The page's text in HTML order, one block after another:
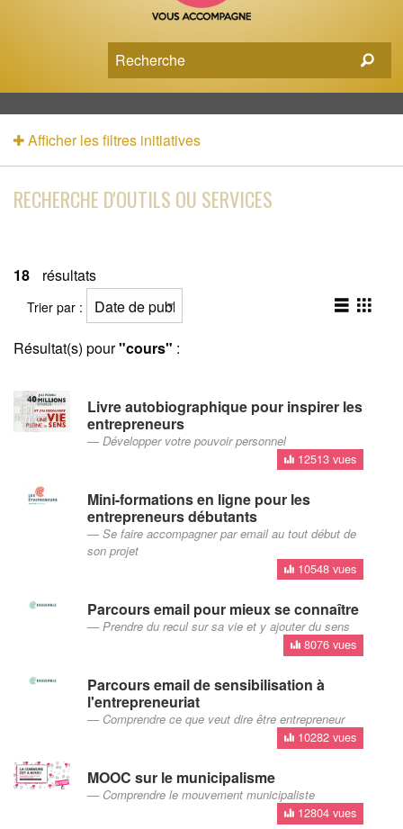
Afficher les filtres initiatives
RECHERCHE D'OUTILS OU SERVICES
18 résultats
Trier par :
Résultat(s) pour"cours" :
Livre autobiographique pour inspirer les
entrepreneurs
Développer votre pouvoir personnel
12513 vues
Mini-formations en ligne pour les
entrepreneurs débutants
Se faire accompagner par email au tout début de
son projet
10548 vues
Parcours email pour mieux se connaître
Prendre du recul sur sa vie et y ajouter du sens
8076 vues
Parcours email de sensibilisation à
l'entrepreneuriat
Comprendre ce que veut dire être entrepreneur
10282 vues
MOOC sur le municipalisme
Comprendre le mouvement municipaliste
12804 vues